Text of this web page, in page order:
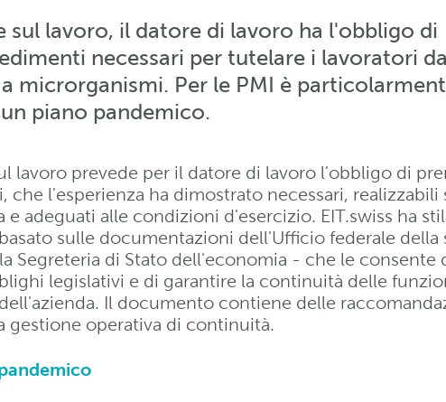
sul lavoro, il datore di lavoro ha l'obbligo di
necessari per tutelare i lavoratori
microrganismi. Per le PMI è
piano pandemico.
lavoro prevede per il datore di lavoro l'obbligo di
l'esperienza ha dimostrato necessari, realizzabili
e adeguati alle condizioni d'esercizio. EIT.swiss ha
sulle documentazioni dell'Ufficio federale della
Segreteria di Stato dell'economia - che le consente
legislativi e di garantire la continuità delle
Il documento contiene delle
gestione operativa di continuità.